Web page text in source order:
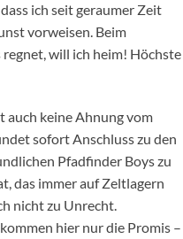
ich seit geraumer Zeit
vorweisen. Beim
will ich heim! Höchste
auch keine Ahnung vom
sofort Anschluss zu den
Pfadfinder Boys zu
das immer auf Zeltlagern
nicht zu Unrecht.
hier nur die Promis –